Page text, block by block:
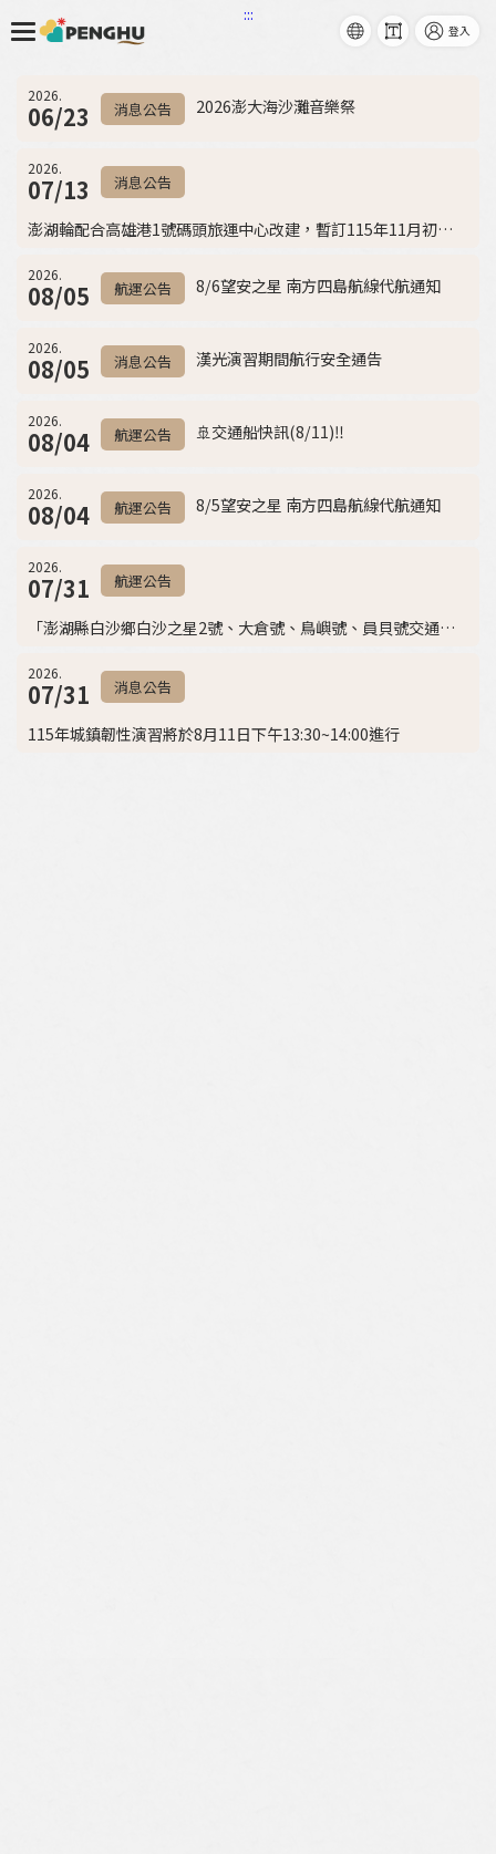
語系 字級 登入
:::
2026.
06/23 消息公告 2026澎大海沙灘音樂祭
2026.
07/13 消息公告
澎湖輪配合高雄港1號碼頭旅運中心改建，暫訂115年11月初，移靠至8號碼頭
2026.
08/05 航運公告 8/6望安之星 南方四島航線代航通知
2026.
08/05 消息公告 漢光演習期間航行安全通告
2026.
08/04 航運公告 🚢交通船快訊(8/11)‼️
2026.
08/04 航運公告 8/5望安之星 南方四島航線代航通知
2026.
07/31 航運公告
「澎湖縣白沙鄉白沙之星2號、大倉號、鳥嶼號、員貝號交通船115年8月航班時間表」
2026.
07/31 消息公告
115年城鎮韌性演習將於8月11日下午13:30~14:00進行